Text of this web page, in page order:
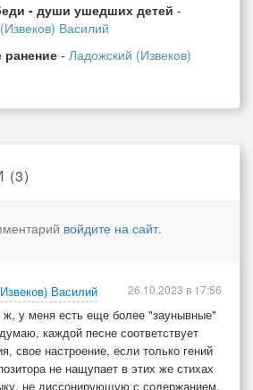
в такую ночь,
бушуют рифмы
вклочь
- души ушедших детей -
Василий
ранение - Ладожский (Извеков)
(3)
войдите на сайт.
Василий
у меня есть еще более "заунывные"
каждой песне соответствует
свое настроение, если только гений
не нащупает в этих же стихах
не диссонирующую с содержанием.
26.10.2023 в 17:56